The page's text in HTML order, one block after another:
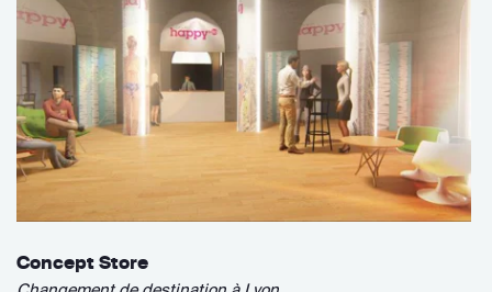
Concept Store